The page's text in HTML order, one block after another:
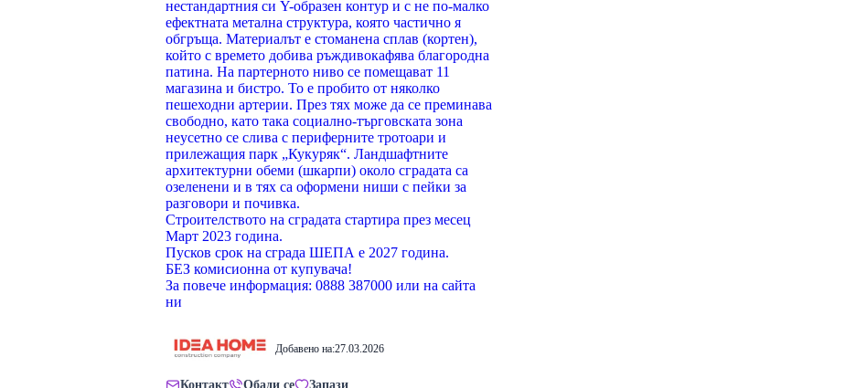
нестандартния си Y-образен контур и с не по-малко
ефектната метална структура, която частично я
обгръща. Материалът е стоманена сплав (кортен),
който с времето добива ръждивокафява благородна
патина. На партерното ниво се помещават 11
магазина и бистро. То е пробито от няколко
пешеходни артерии. През тях може да се преминава
свободно, като така социално-търговската зона
неусетно се слива с периферните тротоари и
прилежащия парк „Кукуряк“. Ландшафтните
архитектурни обеми (шкарпи) около сградата са
озеленени и в тях са оформени ниши с пейки за
разговори и почивка.
Строителството на сградата стартира през месец
Март 2023 годинa.
Пусков срок на сграда ШЕПА е 2027 година.
БЕЗ комисионна от купувача!
За повече информация: 0888 387000 или на сайта
ни
Добавено на:27.03.2026
Контакт Обади се Запази